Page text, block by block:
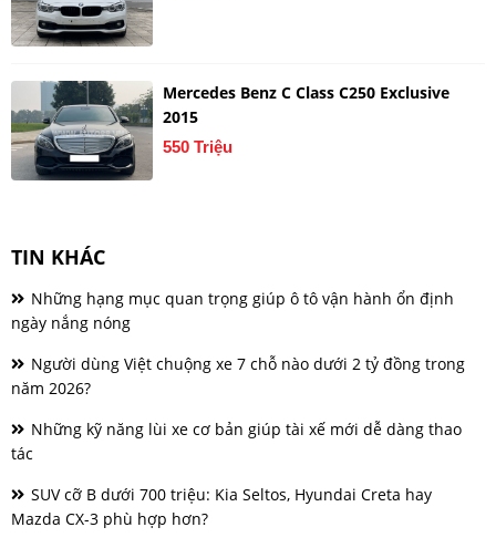
Mercedes Benz C Class C250 Exclusive
2015
550 Triệu
TIN KHÁC
Những hạng mục quan trọng giúp ô tô vận hành ổn định
ngày nắng nóng
Người dùng Việt chuộng xe 7 chỗ nào dưới 2 tỷ đồng trong
năm 2026?
Những kỹ năng lùi xe cơ bản giúp tài xế mới dễ dàng thao
tác
SUV cỡ B dưới 700 triệu: Kia Seltos, Hyundai Creta hay
Mazda CX-3 phù hợp hơn?